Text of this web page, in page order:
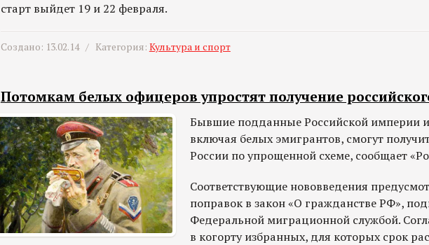
старт выйдет 19 и 22 февраля.
Создано: 13.02.14 / Категория: Культура и спорт
Потомкам белых офицеров упростят получение
Бывшие подданные Российской империи
включая белых эмигрантов, смогут
России по упрощенной схеме, сообщает
Соответствующие нововведения
поправок в закон «О гражданстве РФ»,
Федеральной миграционной службой.
в когорту избранных, для которых срок